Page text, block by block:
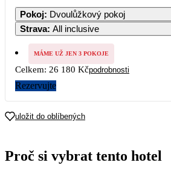
Pokoj: Dvoulůžkový pokoj
Strava: All inclusive
MÁME UŽ JEN 3 POKOJE
Celkem: 26 180 Kčpodrobnosti
Rezervujte
uložit do oblíbených
Proč si vybrat tento hotel